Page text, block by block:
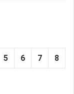
5 6 7 8